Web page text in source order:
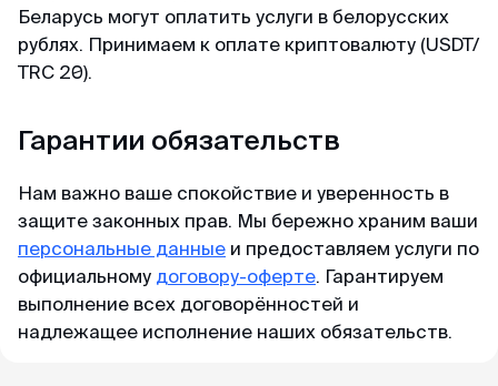
Александра
Отзыв с Google · 2024
Спасибо визовому центру за оперативную
КЕТУ в Корею. Сотрудники центра проверили
все данные и фото, сами заполнили анкеты и
на следующий день нам уже направили
разрешение КЕТА. Очень быстро!
Беларусь могут оплатить услуги в белорусских
рублях. Принимаем к оплате криптовалюту (USDT/
TRC 20).
Гарантии обязательств
Нам важно ваше спокойствие и уверенность в
защите законных прав. Мы бережно храним ваши
персональные данные и предоставляем услуги по
официальному договору-оферте. Гарантируем
выполнение всех договорённостей и
надлежащее исполнение наших обязательств.
Кирилл
Отзыв с Telegram · 2024
Огромное спасибо за оформление кеты.
двоих за 6000. Идеальное соотношение цены
и качества.
Светлана
Отзыв с Яндекса · 2025